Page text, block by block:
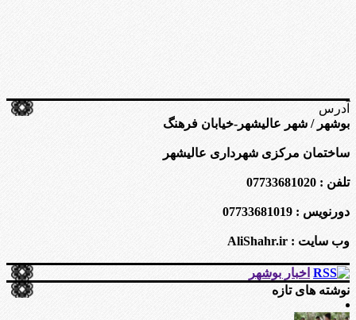
آدرس
بوشهر / شهر عالیشهر-خیابان فرهنگ
ساختمان مرکزی شهرداری عالیشهر
تلفن : 07733681020
دورنویس : 07733681019
وب سایت : AliShahr.ir
اخبار بوشهر
نوشته های تازه